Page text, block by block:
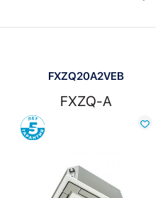
FXZQ20A2VEB
FXZQ-A
Сравнить